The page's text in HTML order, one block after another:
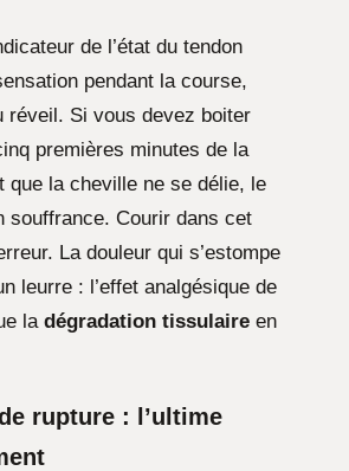
de l’état du tendon
pendant la course,
réveil. Si vous devez boiter
premières minutes de la
que la cheville ne se délie, le
souffrance. Courir dans cet
La douleur qui s’estompe
leurre : l’effet analgésique de
la dégradation tissulaire en
rupture : l’ultime